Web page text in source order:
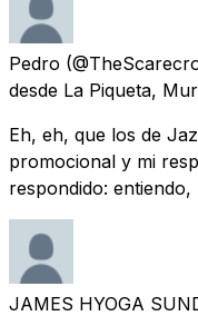
Pedro
desde La Piqueta,
Eh, eh, que los de
promocional y mi
respondido: entiendo,
JAMES HYOGA